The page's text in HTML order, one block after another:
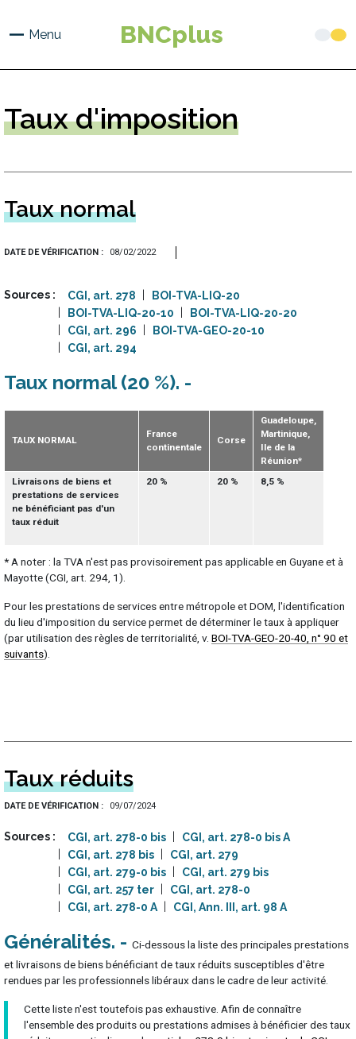
principal
Menu BNCplus
Tauxd'imposition
Taux normal
DATE DE VÉRIFICATION 08/02/2022
Sources CGI, art. 278
BOI-TVA-LIQ-20
BOI-TVA-LIQ-20-10
BOI-TVA-LIQ-20-20
CGI, art. 296
BOI-TVA-GEO-20-10
CGI, art. 294
Taux normal (20 %)
TAUX NORMAL
France
continentale
Corse
Guadeloupe,
Martinique,
Ile de la
Réunion*
Livraisons de biens et
prestations de services
ne bénéficiant pas d'un
taux réduit
20 % 20 % 8,5 %
* A noter : la TVA n'est pas provisoirement pas applicable en Guyane et à
Mayotte (CGI, art. 294, 1).
Pour les prestations de services entre métropole et DOM, l'identification
du lieu d'imposition du service permet de déterminer le taux à appliquer
(par utilisation des règles de territorialité, v. BOI-TVA-GEO-20-40, n° 90 et
suivants).
Taux réduits
DATE DE VÉRIFICATION 09/07/2024
Sources CGI, art. 278-0 bis
CGI, art. 278-0 bis A
CGI, art. 278 bis
CGI, art. 279
CGI, art. 279-0 bis
CGI, art. 279 bis
CGI, art. 257 ter
CGI, art. 278-0
CGI, art. 278-0 A
CGI, Ann. III, art. 98 A
Généralités
Ci-dessous la liste des principales prestations
et livraisons de biens bénéficiant de taux réduits susceptibles d'être
rendues par les professionnels libéraux dans le cadre de leur activité.
Cette liste n'est toutefois pas exhaustive. Afin de connaître
l'ensemble des produits ou prestations admises à bénéficier des taux